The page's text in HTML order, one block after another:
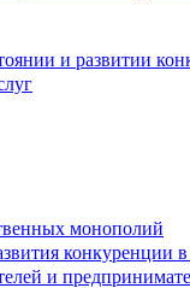
и развитии
монополий
конкуренции
и